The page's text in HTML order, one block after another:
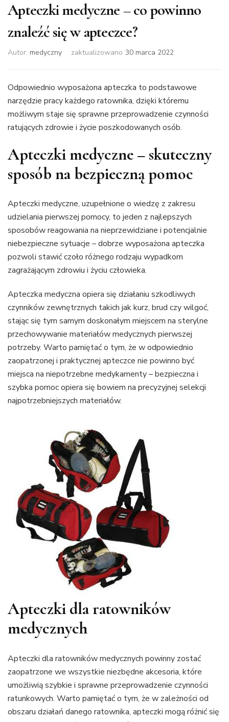
Apteczki medyczne – co powinno
znaleźć się w apteczce?
Autor: medyczny zaktualizowano 30 marca 2022
Odpowiednio wyposażona apteczka to podstawowe
narzędzie pracy każdego ratownika, dzięki któremu
możliwym staje się sprawne przeprowadzenie czynności
ratujących zdrowie i życie poszkodowanych osób.
Apteczki medyczne – skuteczny
sposób na bezpieczną pomoc
Apteczki medyczne, uzupełnione o wiedzę z zakresu
udzielania pierwszej pomocy, to jeden z najlepszych
sposobów reagowania na nieprzewidziane i potencjalnie
niebezpieczne sytuacje – dobrze wyposażona apteczka
pozwoli stawić czoło różnego rodzaju wypadkom
zagrażającym zdrowiu i życiu człowieka.
Apteczka medyczna opiera się działaniu szkodliwych
czynników zewnętrznych takich jak kurz, brud czy wilgoć,
stając się tym samym doskonałym miejscem na sterylne
przechowywanie materiałów medycznych pierwszej
potrzeby. Warto pamiętać o tym, że w odpowiednio
zaopatrzonej i praktycznej apteczce nie powinno być
miejsca na niepotrzebne medykamenty – bezpieczna i
szybka pomoc opiera się bowiem na precyzyjnej selekcji
najpotrzebniejszych materiałów.
Apteczki dla ratowników
medycznych
Apteczki dla ratowników medycznych powinny zostać
zaopatrzone we wszystkie niezbędne akcesoria, które
umożliwią szybkie i sprawne przeprowadzenie czynności
ratunkowych. Warto pamiętać o tym, że w zależności od
obszaru działań danego ratownika, apteczki mogą różnić się